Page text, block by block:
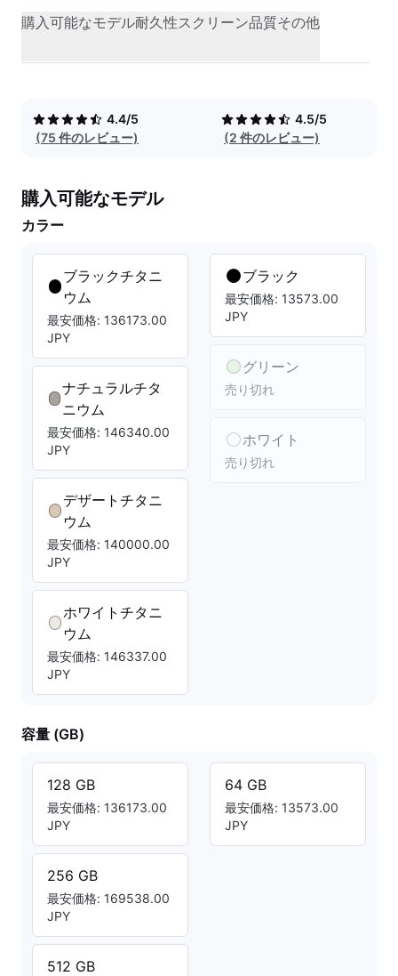
購入可能なモデル耐久性スクリーン品質その他
4.4/5
(75 件のレビュー)
4.5/5
(2 件のレビュー)
購入可能なモデル
カラー
ブラックチタニ
ウム
最安価格: 136173.00
JPY
ナチュラルチタ
ニウム
最安価格: 146340.00
JPY
デザートチタニ
ウム
最安価格: 140000.00
JPY
ホワイトチタニ
ウム
最安価格: 146337.00
JPY
ブラック
最安価格: 13573.00
JPY
グリーン
売り切れ
ホワイト
売り切れ
容量 (GB)
128 GB
最安価格: 136173.00
JPY
256 GB
最安価格: 169538.00
JPY
512 GB
64 GB
最安価格: 13573.00
JPY